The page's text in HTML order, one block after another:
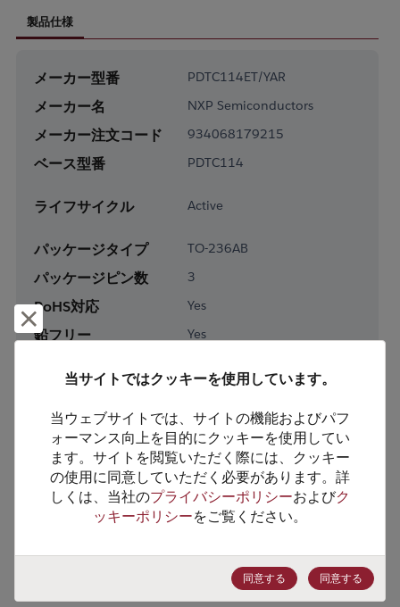
製品仕様
メーカー型番 PDTC114ET/YAR
メーカー名 NXP Semiconductors
メーカー注文コード 934068179215
ベース型番 PDTC114
ライフサイクル Active
パッケージタイプ TO-236AB
パッケージピン数 3
RoHS対応 Yes
鉛フリー Yes
3000
製品カテゴリー Discretes
製品サブカテゴリー Transistor
製品グループ Bipolar Transistors
却下して閉じる
当サイトではクッキーを使用しています。
当ウェブサイトでは、サイトの機能およびパフ
ォーマンス向上を目的にクッキーを使用してい
ます。サイトを閲覧いただく際には、クッキー
の使用に同意していただく必要があります。詳
しくは、当社のプライバシーポリシーおよびク
ッキーポリシーをご覧ください。
同意する 同意する